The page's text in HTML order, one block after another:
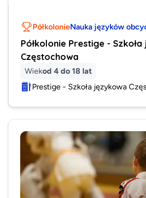
PółkolonieNauka języków
Półkolonie Prestige -
Częstochowa
Wiekod 4 do 18 lat
Prestige - Szkoła językowa